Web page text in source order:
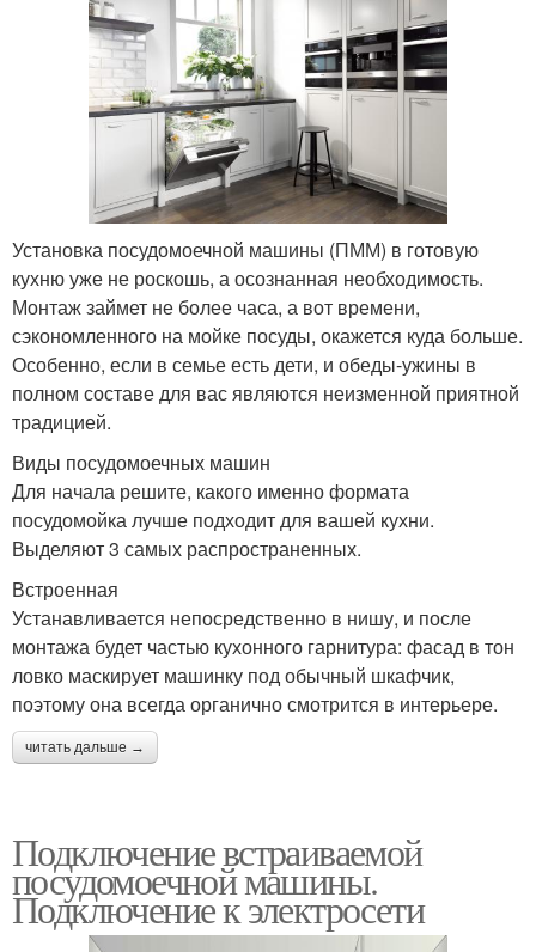
Установка посудомоечной машины (ПММ) в готовую
кухню уже не роскошь, а осознанная необходимость.
Монтаж займет не более часа, а вот времени,
сэкономленного на мойке посуды, окажется куда больше.
Особенно, если в семье есть дети, и обеды-ужины в
полном составе для вас являются неизменной приятной
традицией.
Виды посудомоечных машин
Для начала решите, какого именно формата
посудомойка лучше подходит для вашей кухни.
Выделяют 3 самых распространенных.
Встроенная
Устанавливается непосредственно в нишу, и после
монтажа будет частью кухонного гарнитура: фасад в тон
ловко маскирует машинку под обычный шкафчик,
поэтому она всегда органично смотрится в интерьере.
читать дальше →
Подключение встраиваемой
посудомоечной машины.
Подключение к электросети